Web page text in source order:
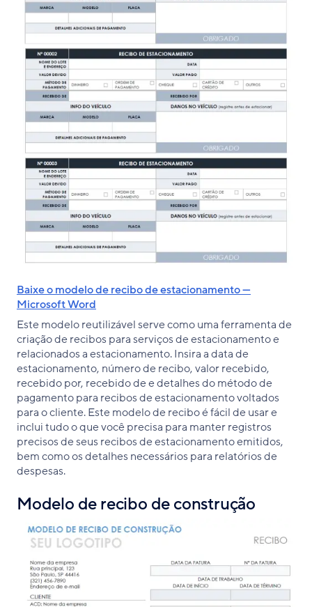
Baixe o modelo de recibo de estacionamento —
Microsoft Word
Este modelo reutilizável serve como uma ferramenta de
criação de recibos para serviços de estacionamento e
relacionados a estacionamento. Insira a data de
estacionamento, número de recibo, valor recebido,
recebido por, recebido de e detalhes do método de
pagamento para recibos de estacionamento voltados
para o cliente. Este modelo de recibo é fácil de usar e
inclui tudo o que você precisa para manter registros
precisos de seus recibos de estacionamento emitidos,
bem como os detalhes necessários para relatórios de
despesas.
Modelo de recibo de construção